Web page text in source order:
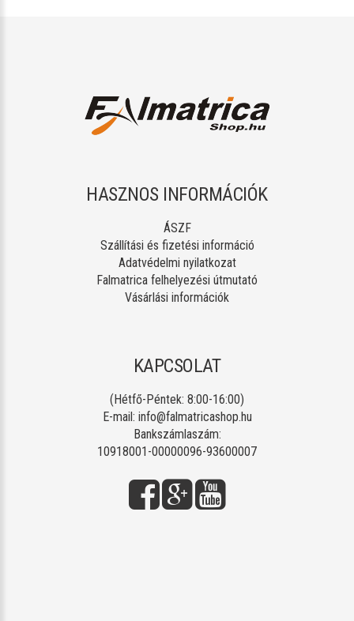
HASZNOS INFORMÁCIÓK
ÁSZF
Szállítási és fizetési információ
Adatvédelmi nyilatkozat
Falmatrica felhelyezési útmutató
Vásárlási információk
KAPCSOLAT
(Hétfő-Péntek: 8:00-16:00)
E-mail: info@falmatricashop.hu
Bankszámlaszám:
10918001-00000096-93600007